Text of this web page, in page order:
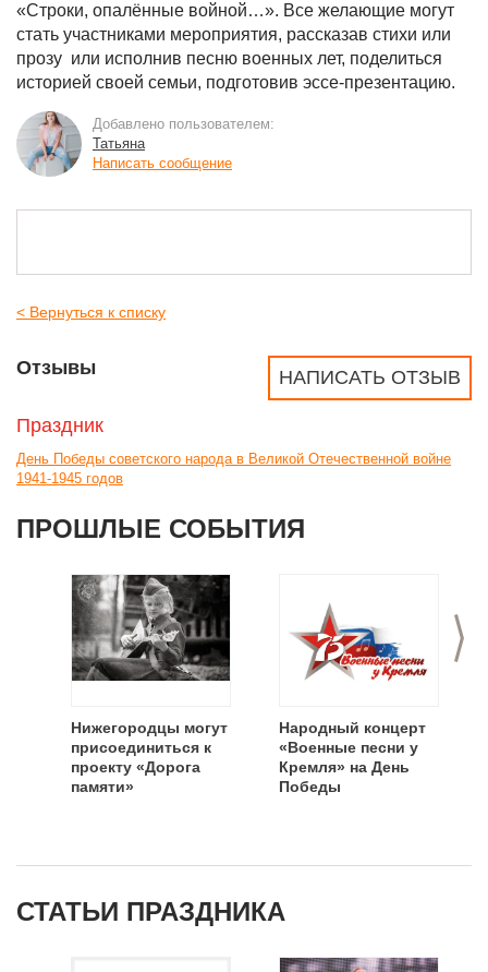
«Строки, опалённые войной…». Все желающие могут
стать участниками мероприятия, рассказав стихи или
прозу или исполнив песню военных лет, поделиться
историей своей семьи, подготовив эссе-презентацию.
Добавлено пользователем:
Татьяна
Написать сообщение
< Вернуться к списку
НАПИСАТЬ ОТЗЫВ
Отзывы
Праздник
День Победы советского народа в Великой Отечественной войне
1941-1945 годов
ПРОШЛЫЕ СОБЫТИЯ
>
Нижегородцы могут
присоединиться к
проекту «Дорога
памяти»
Народный концерт
«Военные песни у
Кремля» на День
Победы
СТАТЬИ ПРАЗДНИКА